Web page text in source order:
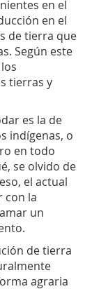
en el
en el
de tierra que
Según este
tierras y
es la de
indígenas, o
en todo
se olvido de
el actual
con la
un
de tierra
agraria